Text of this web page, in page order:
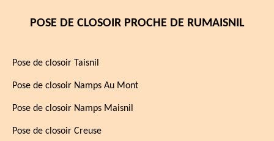
POSE DE CLOSOIR PROCHE DE RUMAISNIL
Pose de closoir Taisnil
Pose de closoir Namps Au Mont
Pose de closoir Namps Maisnil
Pose de closoir Creuse